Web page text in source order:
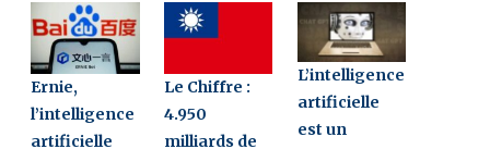
Ernie,
l’intelligence
artificielle
Le Chiffre :
4.950
milliards de
L’intelligence
artificielle
est un